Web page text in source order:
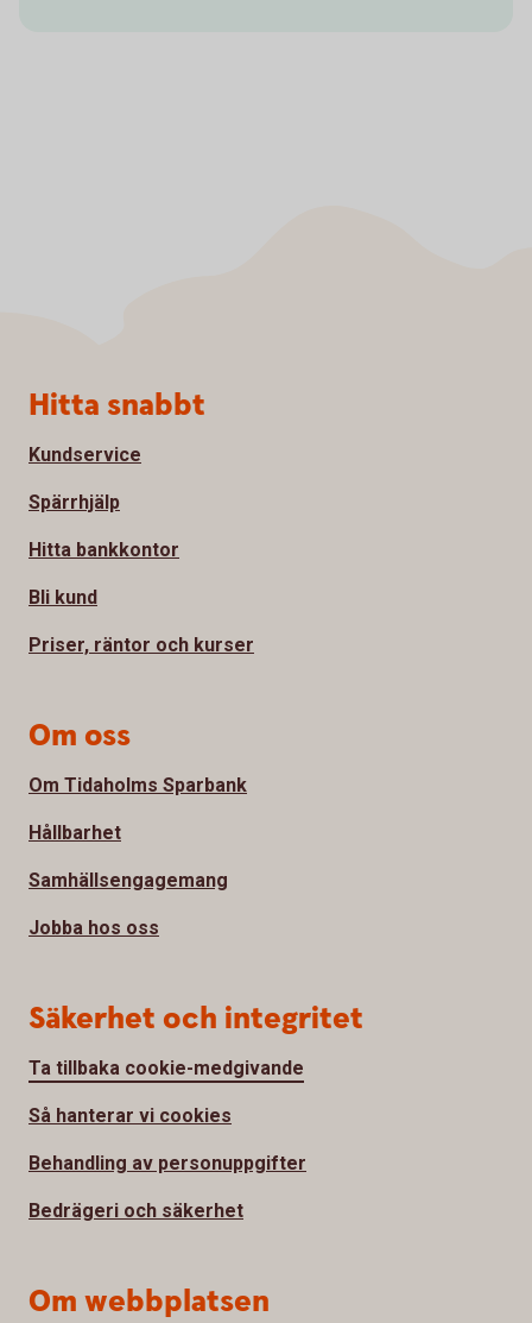
Sidfot
Hitta snabbt
Kundservice
Spärrhjälp
Hitta bankkontor
Bli kund
Priser, räntor och kurser
Om oss
Om Tidaholms Sparbank
Hållbarhet
Samhällsengagemang
Jobba hos oss
Säkerhet och integritet
Ta tillbaka cookie-medgivande
Så hanterar vi cookies
Behandling av personuppgifter
Bedrägeri och säkerhet
Om webbplatsen